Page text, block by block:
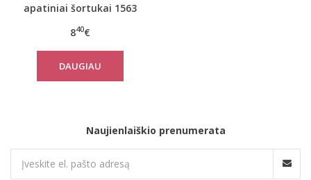
apatiniai šortukai 1563
840€
DAUGIAU
Naujienlaiškio prenumerata